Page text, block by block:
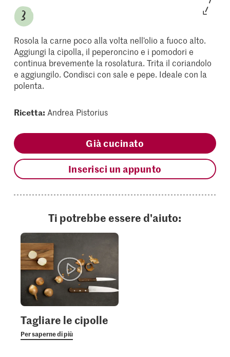
Rosola la carne poco alla volta nell’olio a fuoco alto.
Aggiungi la cipolla, il peperoncino e i pomodori e
continua brevemente la rosolatura. Trita il coriandolo
e aggiungilo. Condisci con sale e pepe. Ideale con la
polenta.
Ricetta: Andrea Pistorius
Già cucinato
Inserisci un appunto
Ti potrebbe essere d'aiuto:
Tagliare le cipolle
Per saperne di più